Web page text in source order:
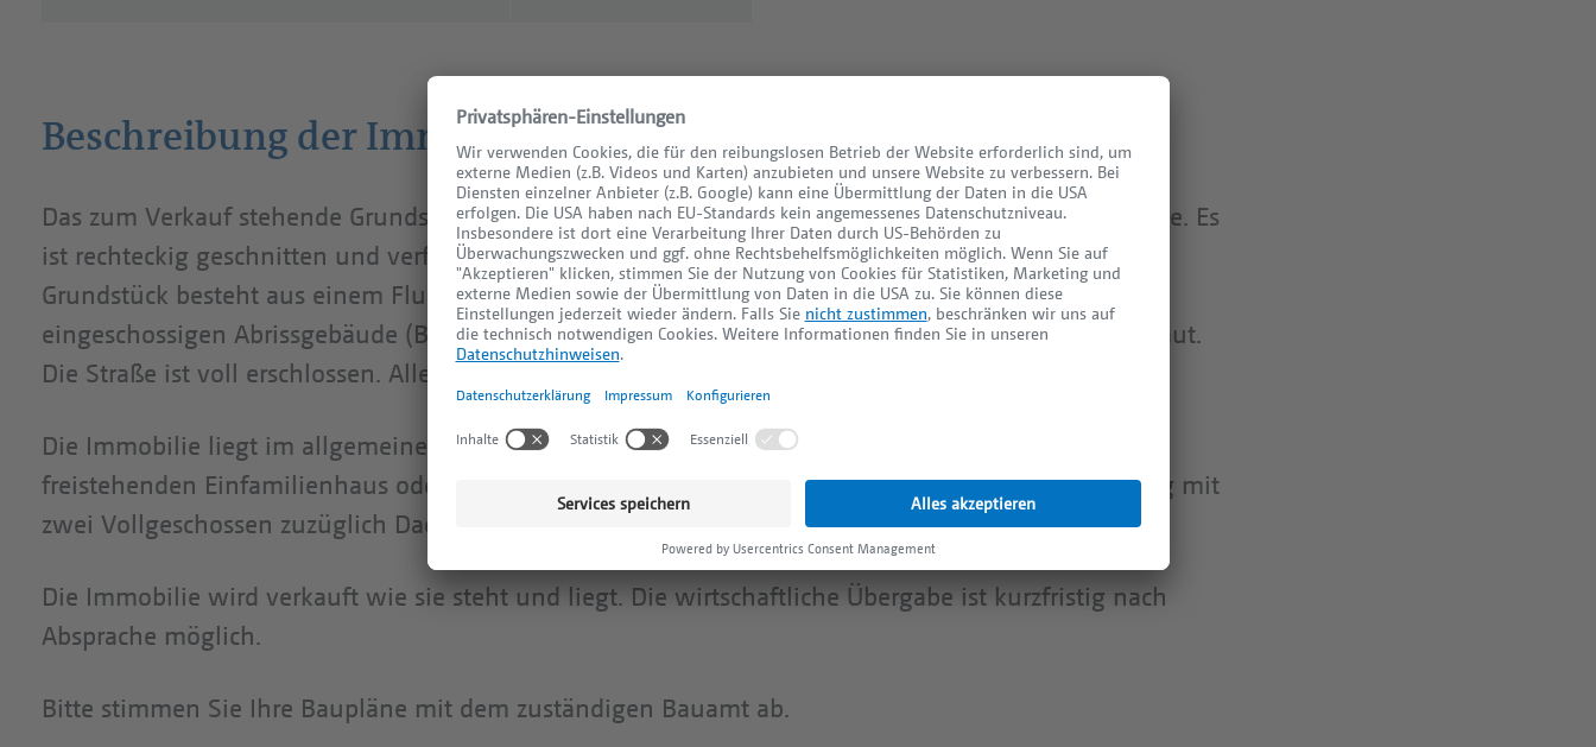
Beschreibung der Immobilie
Das zum Verkauf stehende Grundstück ist ca. 1.000 m² groß und befindet sich in einer ruhigen Straße. Es
ist rechteckig geschnitten und verfügt über einen gewachsenen Baumbestand. Das eingezäunte
Grundstück besteht aus einem Flurstück. Die Immobilie ist derzeit mit einem teilunterkellerten,
eingeschossigen Abrissgebäude (Bungalow Bjh. ca. 1968), einer Doppelgarage und einem Pool bebaut.
Die Straße ist voll erschlossen. Alle wichtigen Medien sind auf dem Grundstück vorhanden.
Die Immobilie liegt im allgemeinen Wohngebiet. Das Grundstück ist voraussichtlich mit einem
freistehenden Einfamilienhaus oder mit einem kleinen Mehrfamilienhaus bebaubar. Eine Bebauung mit
zwei Vollgeschossen zuzüglich Dachgeschoss in offener Bauweise ist vorstellbar.
Die Immobilie wird verkauft wie sie steht und liegt. Die wirtschaftliche Übergabe ist kurzfristig nach
Absprache möglich.
Bitte stimmen Sie Ihre Baupläne mit dem zuständigen Bauamt ab.